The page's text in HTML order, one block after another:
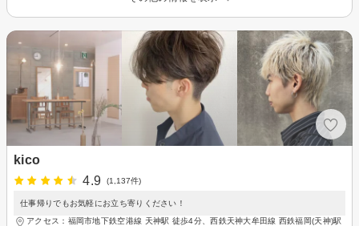
kico
4.9
(1,137件)
仕事帰りでもお気軽にお立ち寄りください！
アクセス：福岡市地下鉄空港線 天神駅 徒歩4分、西鉄天神大牟田線 西鉄福岡(天神)駅